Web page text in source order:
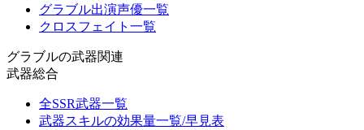
グラブル出演声優一覧
クロスフェイト一覧
グラブルの武器関連
武器総合
全SSR武器一覧
武器スキルの効果量一覧/早見表